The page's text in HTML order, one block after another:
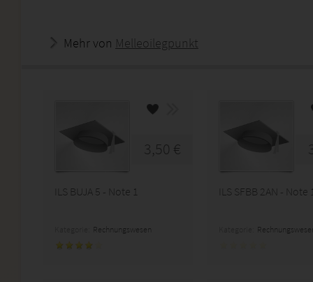
Mehr von Melleoilegpunkt
3,50 €
ILS BUJA 5 - Note 1
Rechnungswesen
ILS SFBB 2AN - Note